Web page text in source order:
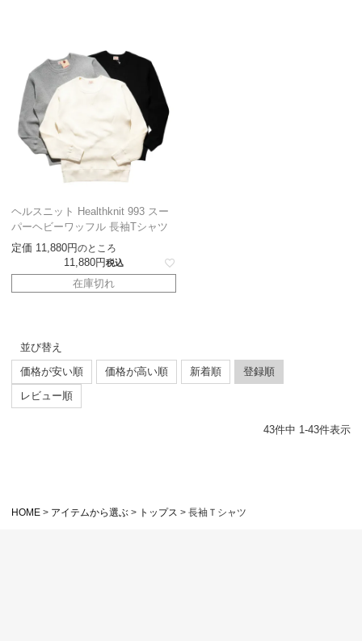
ヘルスニット Healthknit 993 スー
パーヘビーワッフル 長袖Tシャツ
定価 11,880 のところ
11,880 税込
在庫切れ
並び替え
価格が安い順
価格が高い順 新着順
登録順
レビュー順
43件中 1 -43件表示
HOME アイテムから選ぶ トップス 長袖Ｔシャツ